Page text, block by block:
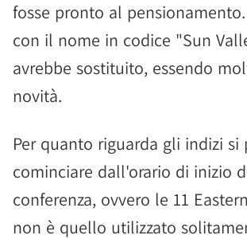
fosse pronto al
con il nome in codice "Sun
avrebbe sostituito, essendo
novità.
Per quanto riguarda gli indizi si
cominciare dall'orario di inizio
conferenza, ovvero le 11
non è quello utilizzato